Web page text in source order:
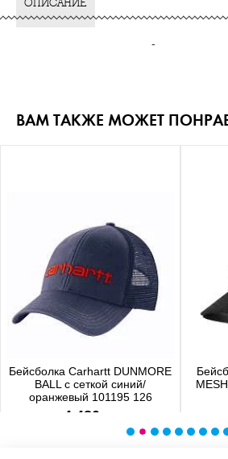
-
ВАМ ТАКЖЕ МОЖЕТ
Бейсболка Carhartt DUNMORE
BALL с сеткой синий/
оранжевый 101195 126
4 480 р.